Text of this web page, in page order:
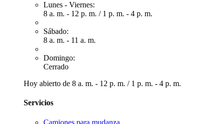
Lunes - Viernes:
8 a. m. - 12 p. m. / 1 p. m. - 4 p. m.
Sábado:
8 a. m. - 11 a. m.
Domingo:
Cerrado
Hoy abierto de 8 a. m. - 12 p. m. / 1 p. m. - 4 p. m.
Servicios
Camiones para mudanza